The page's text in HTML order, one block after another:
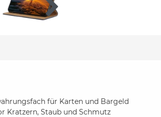
für Karten und Bargeld
Kratzern, Staub und Schmutz